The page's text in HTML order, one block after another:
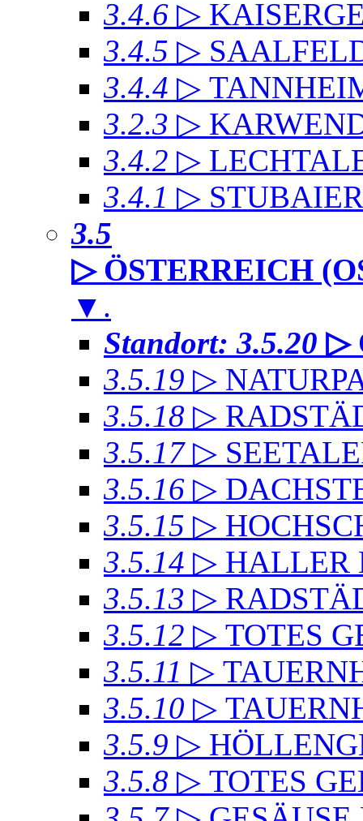
3.4.6 ▷
3.4.5 ▷
3.4.4 ▷
3.2.3 ▷
3.4.2 ▷
3.4.1 ▷
3.5
▷ ÖSTERREICH
▼ .
Standort: 3.5.20 ▷
3.5.19 ▷
3.5.18 ▷
3.5.17 ▷
3.5.16 ▷
3.5.15 ▷
3.5.14 ▷ HALLER
3.5.13 ▷
3.5.12 ▷ TOTES
3.5.11 ▷
3.5.10 ▷
3.5.9 ▷
3.5.8 ▷ TOTES